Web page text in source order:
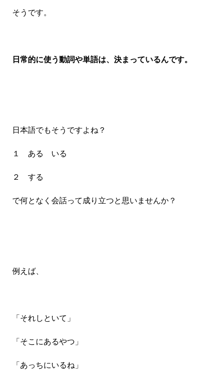
そうです。
日常的に使う動詞や単語は、決まっているんです。
日本語でもそうですよね？
１ ある いる
２ する
で何となく会話って成り立つと思いませんか？
例えば、
「それしといて」
「そこにあるやつ」
「あっちにいるね」